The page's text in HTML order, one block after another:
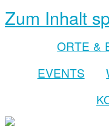
Zum Inhalt
ORTE &
EVENTS